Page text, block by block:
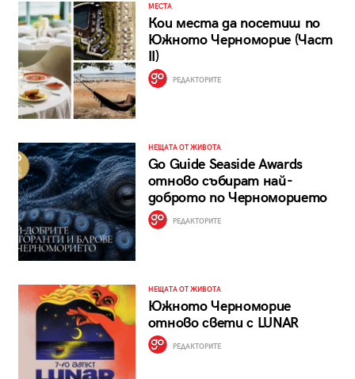
МЕСТА
Кои места да посетиш по
Южното Черноморие (Част
II)
РЕДАКТОРИТЕ
НЕЩАТА ОТ ЖИВОТА
Go Guide Seaside Awards
отново събират най-
доброто по Черноморието
РЕДАКТОРИТЕ
НЕЩАТА ОТ ЖИВОТА
Южното Черноморие
отново свети с LUNAR
РЕДАКТОРИТЕ